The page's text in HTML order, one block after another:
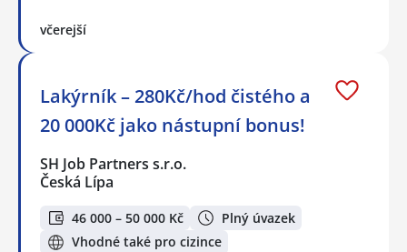
včerejší
Lakýrník – 280Kč/hod čistého a
20 000Kč jako nástupní bonus!
SH Job Partners s.r.o.
Česká Lípa
46 000 – 50 000 Kč
Plný úvazek
Vhodné také pro cizince